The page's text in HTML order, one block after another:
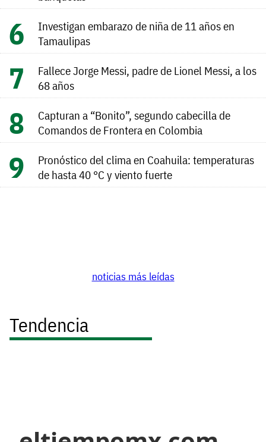
Investigan embarazo de niña de 11 años en
Tamaulipas
Fallece Jorge Messi, padre de Lionel Messi, a los
68 años
Capturan a “Bonito”, segundo cabecilla de
Comandos de Frontera en Colombia
Pronóstico del clima en Coahuila: temperaturas
de hasta 40 °C y viento fuerte
noticias más leídas
Tendencia